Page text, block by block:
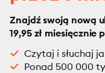
Znajdź swoją nową
19,95 zł miesięcznie
Czytaj i słuchaj
Ponad 500 000